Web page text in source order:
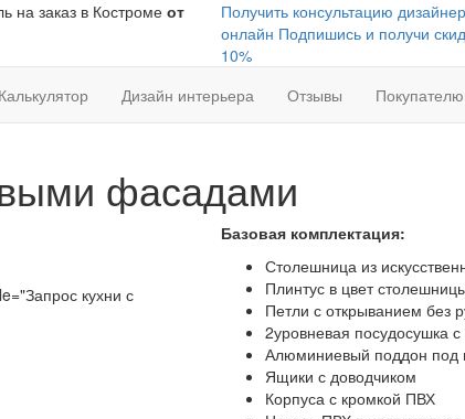
на заказ в Костроме от
Получить консультацию
онлайн Подпишись и получи
10%
Калькулятор Дизайн интерьера Отзывы Покупателю
фасадами
кухни с
Базовая комплектация:
Столешница из
Плинтус в цвет
Петли с открыванием без
2уровневая посудосушка
Алюминиевый поддон под
Ящики с доводчиком
Корпуса с кромкой ПВХ